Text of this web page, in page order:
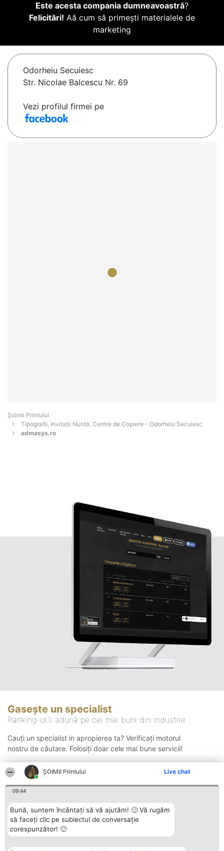
ŞOIMII Printului Live chat
09:44
Bună, suntem încântați să vă ajutăm! 🙂 Vă rugăm
să faceți clic pe subiectul de conversație
corespunzător! 🙂
Este acesta compania dumneavoastră?
Felicitări! Aă cum să primești materialele de
marketing
Odorheiu Secuiesc
Str. Nicolae Balcescu Nr. 69
Vezi profilul firmei pe
Şoimii Printului
Tipografii, Invitații Nuntă, Centre de Copiere - Odorheiu Secuiesc
admasys.ro
Gasește un specialist
Ranking-ul îi adună pe cei mai buni din industrie
Cauți un specialist in apropierea ta? Verificați motorul
nostru de căutare. Folosiți doar cele mai bune servicii!